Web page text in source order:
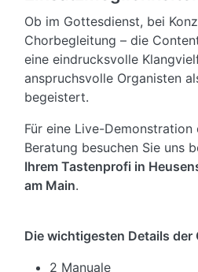
Ob im Gottesdienst, bei
Chorbegleitung – die
eine eindrucksvolle
anspruchsvolle Organisten
begeistert.
Für eine Live-
Beratung besuchen Sie uns
Ihrem Tastenprofi in
am Main.
Die wichtigesten Details der
2 Manuale